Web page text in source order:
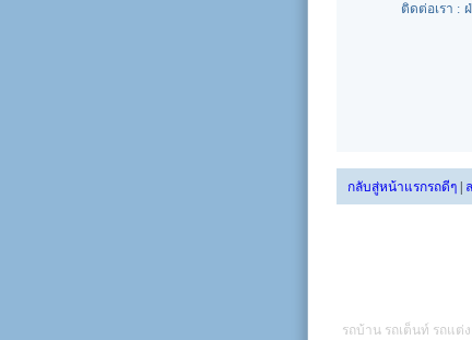
ติดต่อเรา :
กลับสู่หน้าแรกรถดีๆ
รถบ้าน รถเต็นท์ รถแต่